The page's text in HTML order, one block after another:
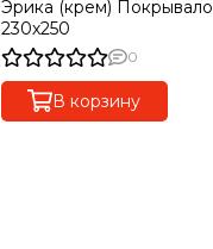
Эрика (крем) Покрывало
230х250
0
В корзину